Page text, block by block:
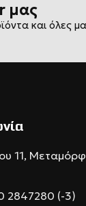
μας
και όλες
11,
2847280 (-3)